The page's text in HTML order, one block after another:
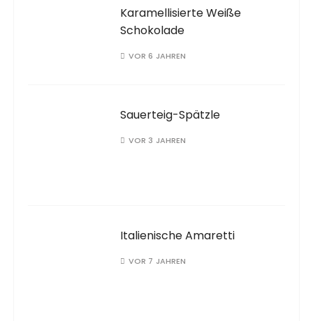
Karamellisierte Weiße
Schokolade
VOR 6 JAHREN
Sauerteig-Spätzle
VOR 3 JAHREN
Italienische Amaretti
VOR 7 JAHREN